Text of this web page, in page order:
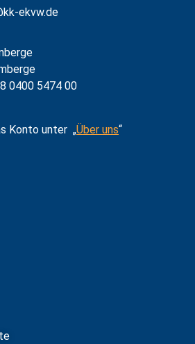
ekvw.de
0400 5474 00
Konto unter „Über uns“